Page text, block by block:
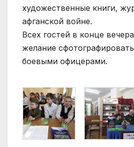
художественные книги,
афганской войне.
Всех гостей в конце
желание
боевыми офицерами.